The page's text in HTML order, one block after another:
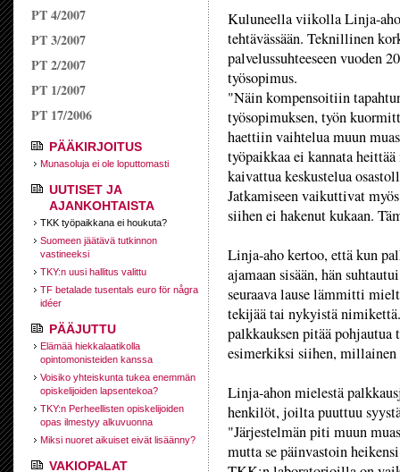
PT 4/2007
PT 3/2007
PT 2/2007
PT 1/2007
PT 17/2006
PÄÄKIRJOITUS
Munasoluja ei ole loputtomasti
UUTISET JA
AJANKOHTAISTA
TKK työpaikkana ei houkuta?
Suomeen jäätävä tutkinnon
vastineeksi
TKY:n uusi hallitus valittu
TF betalade tusentals euro för några
idéer
PÄÄJUTTU
Elämää hiekkalaatikolla
opintomonisteiden kanssa
Voisiko yhteiskunta tukea enemmän
opiskelijoiden lapsentekoa?
TKY:n Perheellisten opiskelijoiden
opas ilmestyy alkuvuonna
Miksi nuoret aikuiset eivät lisäänny?
VAKIOPALAT
Kuluneella viikolla Linja-
tehtävässään. Teknillinen
palvelussuhteeseen vuoden
työsopimus.
"Näin kompensoitiin
työsopimuksen, työn
haettiin vaihtelua muun
työpaikkaa ei kannata
kaivattua keskustelua
Jatkamiseen vaikuttivat
siihen ei hakenut kukaan.
Linja-aho kertoo, että kun
ajamaan sisään, hän
seuraava lause lämmitti
tekijää tai nykyistä
palkkauksen pitää
esimerkiksi siihen, millainen
Linja-ahon mielestä
henkilöt, joilta puuttuu
"Järjestelmän piti muun
mutta se päinvastoin